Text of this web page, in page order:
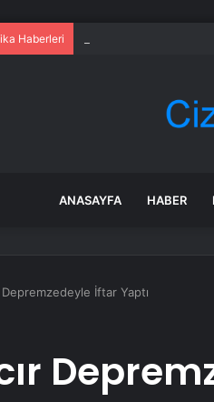
Haberleri
ANASAYFA HABER
Depremzedeyle İftar Yaptı